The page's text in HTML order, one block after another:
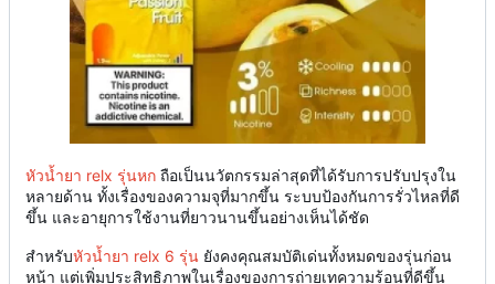
หัวน้ำยา relx รุ่นหก ถือเป็นนวัตกรรมล่าสุดที่ได้รับการปรับปรุงใน
หลายด้าน ทั้งเรื่องของความจุที่มากขึ้น ระบบป้องกันการรั่วไหลที่ดี
ขึ้น และอายุการใช้งานที่ยาวนานขึ้นอย่างเห็นได้ชัด
สำหรับหัวน้ำยา relx 6 รุ่น ยังคงคุณสมบัติเด่นทั้งหมดของรุ่นก่อน
หน้า แต่เพิ่มประสิทธิภาพในเรื่องของการถ่ายเทความร้อนที่ดีขึ้น